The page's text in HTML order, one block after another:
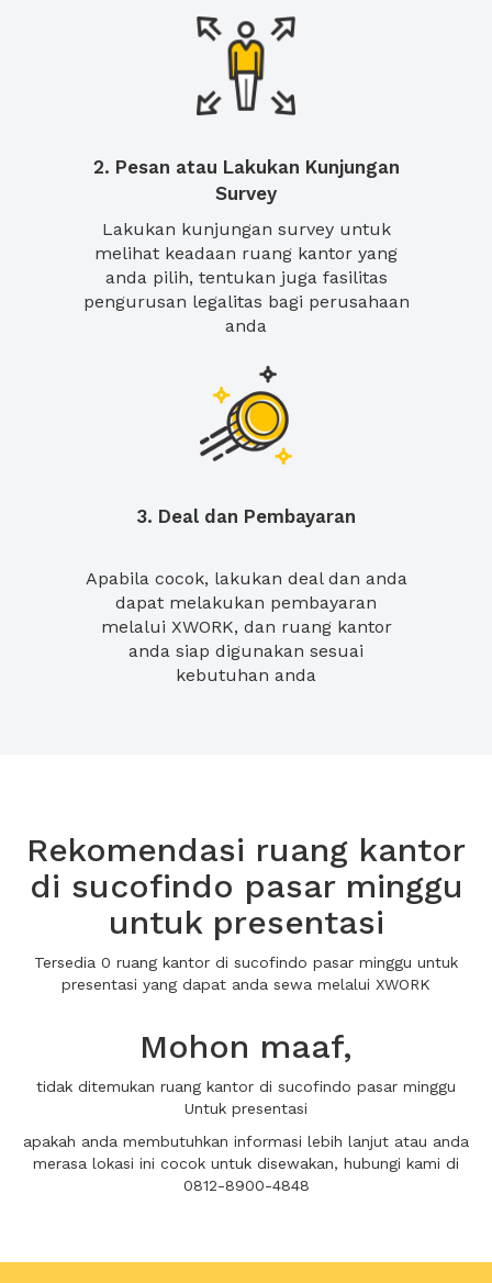
2. Pesan atau Lakukan Kunjungan
Survey
Lakukan kunjungan survey untuk
melihat keadaan ruang kantor yang
anda pilih, tentukan juga fasilitas
pengurusan legalitas bagi perusahaan
anda
3. Deal dan Pembayaran
Apabila cocok, lakukan deal dan anda
dapat melakukan pembayaran
melalui XWORK, dan ruang kantor
anda siap digunakan sesuai
kebutuhan anda
Rekomendasi ruang kantor
di sucofindo pasar minggu
untuk presentasi
Tersedia 0 ruang kantor di sucofindo pasar minggu untuk
presentasi yang dapat anda sewa melalui XWORK
Mohon maaf,
tidak ditemukan ruang kantor di sucofindo pasar minggu
Untuk presentasi
apakah anda membutuhkan informasi lebih lanjut atau anda
merasa lokasi ini cocok untuk disewakan, hubungi kami di
0812-8900-4848